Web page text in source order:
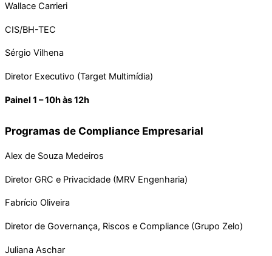
Wallace Carrieri
CIS/BH-TEC
Sérgio Vilhena
Diretor Executivo (Target Multimídia)
Painel 1 – 10h às 12h
Programas de Compliance Empresarial
Alex de Souza Medeiros
Diretor GRC e Privacidade (MRV Engenharia)
Fabrício Oliveira
Diretor de Governança, Riscos e Compliance (Grupo Zelo)
Juliana Aschar